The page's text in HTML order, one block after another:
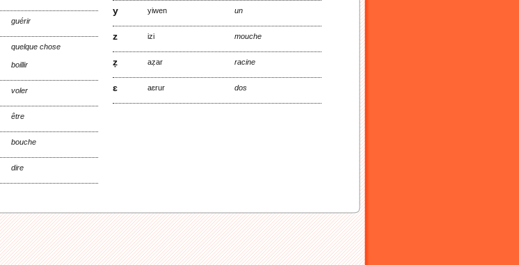
guérir
quelque chose
boillir
voler
être
bouche
dire
y un
yiwen
z mouche
izi
ẓ racine
aẓar
ɛ dos
aɛrur